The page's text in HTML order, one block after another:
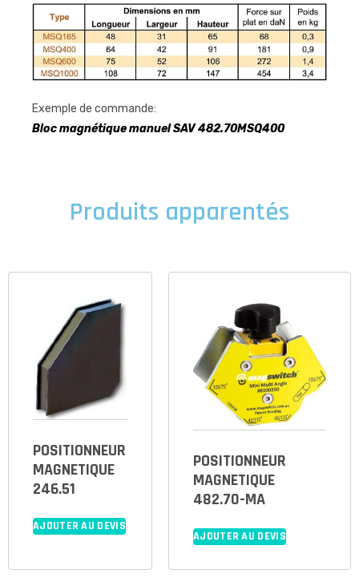
Exemple de commande:
Bloc magnétique manuel SAV 482.70MSQ400
Produits apparentés
POSITIONNEUR
MAGNETIQUE
246.51
AJOUTER AU DEVIS
POSITIONNEUR
MAGNETIQUE
482.70-MA
AJOUTER AU DEVIS